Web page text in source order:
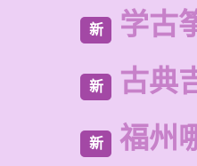
新 学古
新 古典
新 福州